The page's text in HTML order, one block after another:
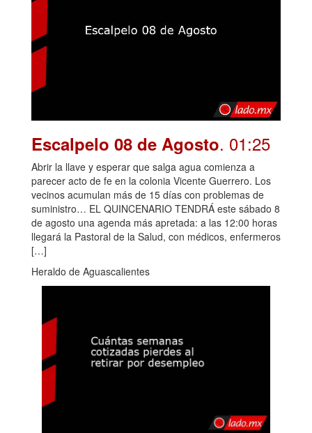
Escalpelo 08 de Agosto. 01:25
Abrir la llave y esperar que salga agua comienza a
parecer acto de fe en la colonia Vicente Guerrero. Los
vecinos acumulan más de 15 días con problemas de
suministro… EL QUINCENARIO TENDRÁ este sábado 8
de agosto una agenda más apretada: a las 12:00 horas
llegará la Pastoral de la Salud, con médicos, enfermeros
[…]
Heraldo de Aguascalientes